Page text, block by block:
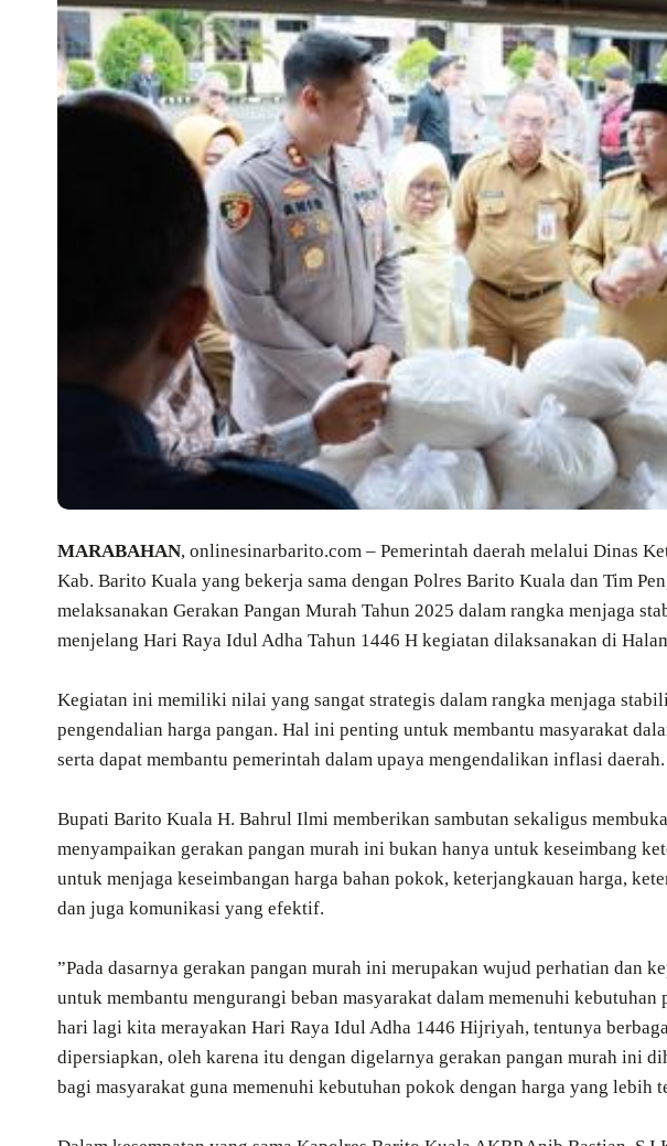
MARABAHAN, onlinesinarbarito.com – Pemerintah daerah melalui Dinas
Kab. Barito Kuala yang bekerja sama dengan Polres Barito Kuala dan Tim
melaksanakan Gerakan Pangan Murah Tahun 2025 dalam rangka menjaga
menjelang Hari Raya Idul Adha Tahun 1446 H kegiatan dilaksanakan di
‎Kegiatan ini memiliki nilai yang sangat strategis dalam rangka menjaga
pengendalian harga pangan. Hal ini penting untuk membantu masyarakat
serta dapat membantu pemerintah dalam upaya mengendalikan inflasi daerah.
‎Bupati Barito Kuala H. Bahrul Ilmi memberikan sambutan sekaligus
menyampaikan gerakan pangan murah ini bukan hanya untuk keseimbang
untuk menjaga keseimbangan harga bahan pokok, keterjangkauan harga,
dan juga komunikasi yang efektif.
‎”Pada dasarnya gerakan pangan murah ini merupakan wujud perhatian dan
untuk membantu mengurangi beban masyarakat dalam memenuhi
hari lagi kita merayakan Hari Raya Idul Adha 1446 Hijriyah, tentunya
dipersiapkan, oleh karena itu dengan digelarnya gerakan pangan murah ini
bagi masyarakat guna memenuhi kebutuhan pokok dengan harga yang lebih